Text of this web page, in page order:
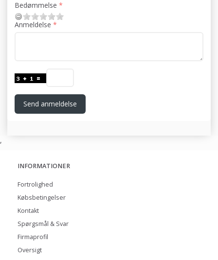
Bedømmelse
Anmeldelse
Send anmeldelse
,
INFORMATIONER
Fortrolighed
Købsbetingelser
Kontakt
Spørgsmål & Svar
Firmaprofil
Oversigt